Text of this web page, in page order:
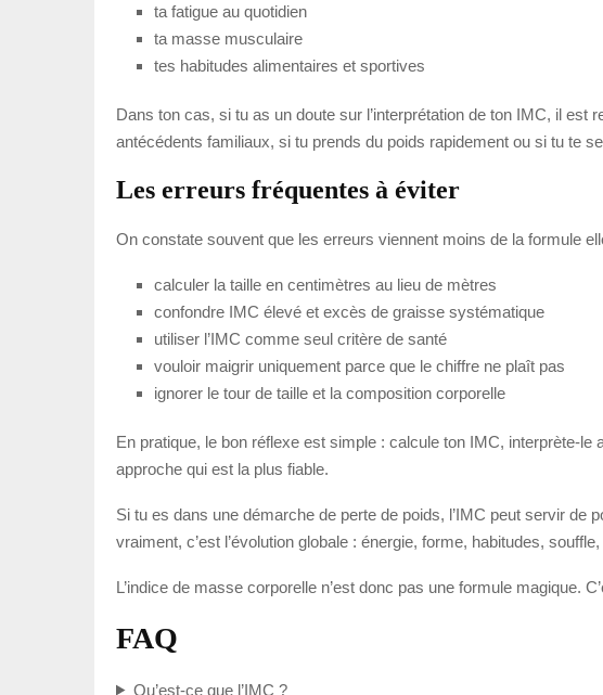
ta fatigue au quotidien
ta masse musculaire
tes habitudes alimentaires et sportives
Dans ton cas, si tu as un doute sur l’interprétation de ton IMC, il est
antécédents familiaux, si tu prends du poids rapidement ou si tu te
Les erreurs fréquentes à éviter
On constate souvent que les erreurs viennent moins de la formule
calculer la taille en centimètres au lieu de mètres
confondre IMC élevé et excès de graisse systématique
utiliser l’IMC comme seul critère de santé
vouloir maigrir uniquement parce que le chiffre ne plaît pas
ignorer le tour de taille et la composition corporelle
En pratique, le bon réflexe est simple : calcule ton IMC, interprète-
approche qui est la plus fiable.
Si tu es dans une démarche de perte de poids, l’IMC peut servir
vraiment, c’est l’évolution globale : énergie, forme, habitudes,
L’indice de masse corporelle n’est donc pas une formule magique.
FAQ
Qu’est-ce que l’IMC ?